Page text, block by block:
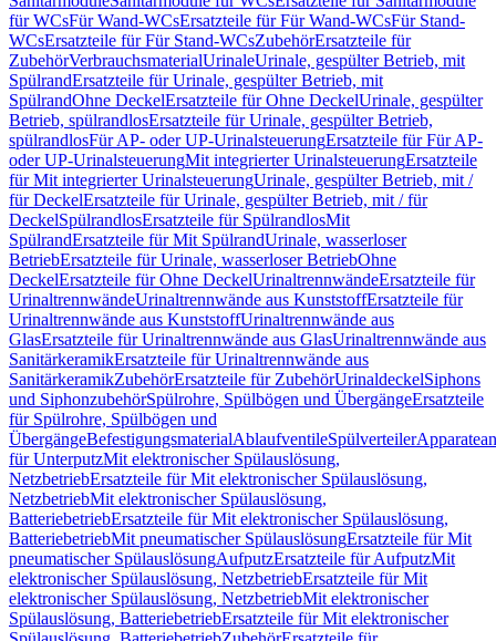
für WCsFür Wand-WCsErsatzteile für Für Wand-WCsFür Stand-
WCsErsatzteile für Für Stand-WCsZubehörErsatzteile für
ZubehörVerbrauchsmaterialUrinaleUrinale, gespülter Betrieb, mit
SpülrandErsatzteile für Urinale, gespülter Betrieb, mit
SpülrandOhne DeckelErsatzteile für Ohne DeckelUrinale, gespülter
Betrieb, spülrandlosErsatzteile für Urinale, gespülter Betrieb,
spülrandlosFür AP- oder UP-UrinalsteuerungErsatzteile für Für AP-
oder UP-UrinalsteuerungMit integrierter UrinalsteuerungErsatzteile
für Mit integrierter UrinalsteuerungUrinale, gespülter Betrieb, mit /
für DeckelErsatzteile für Urinale, gespülter Betrieb, mit / für
DeckelSpülrandlosErsatzteile für SpülrandlosMit
SpülrandErsatzteile für Mit SpülrandUrinale, wasserloser
BetriebErsatzteile für Urinale, wasserloser BetriebOhne
DeckelErsatzteile für Ohne DeckelUrinaltrennwändeErsatzteile für
UrinaltrennwändeUrinaltrennwände aus KunststoffErsatzteile für
Urinaltrennwände aus KunststoffUrinaltrennwände aus
GlasErsatzteile für Urinaltrennwände aus GlasUrinaltrennwände aus
SanitärkeramikErsatzteile für Urinaltrennwände aus
SanitärkeramikZubehörErsatzteile für ZubehörUrinaldeckelSiphons
und SiphonzubehörSpülrohre, Spülbögen und ÜbergängeErsatzteile
für Spülrohre, Spülbögen und
ÜbergängeBefestigungsmaterialAblaufventileSpülverteiler
für UnterputzMit elektronischer Spülauslösung,
NetzbetriebErsatzteile für Mit elektronischer Spülauslösung,
NetzbetriebMit elektronischer Spülauslösung,
BatteriebetriebErsatzteile für Mit elektronischer Spülauslösung,
BatteriebetriebMit pneumatischer SpülauslösungErsatzteile für Mit
pneumatischer SpülauslösungAufputzErsatzteile für AufputzMit
elektronischer Spülauslösung, NetzbetriebErsatzteile für Mit
elektronischer Spülauslösung, NetzbetriebMit elektronischer
Spülauslösung, BatteriebetriebErsatzteile für Mit elektronischer